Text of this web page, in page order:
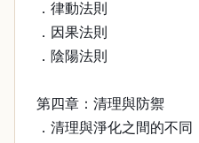
．律動法則
．因果法則
．陰陽法則
第四章：清理與防禦
．清理與淨化之間的不同